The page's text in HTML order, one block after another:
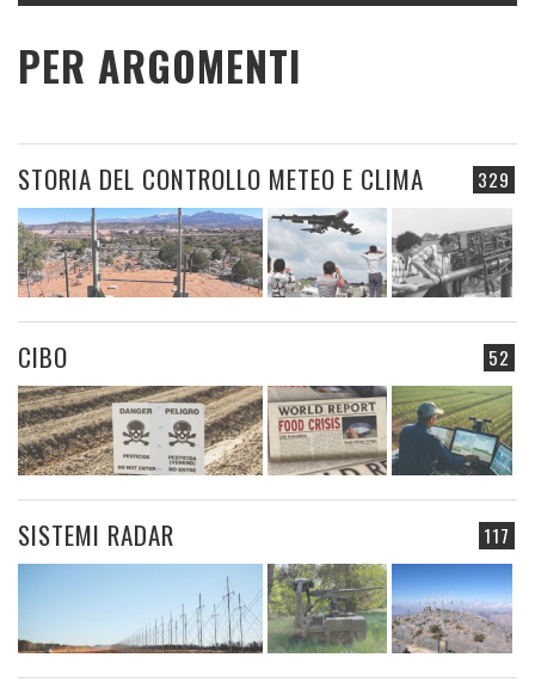
PER ARGOMENTI
329
STORIA DEL CONTROLLO METEO E CLIMA
52
CIBO
117
SISTEMI RADAR